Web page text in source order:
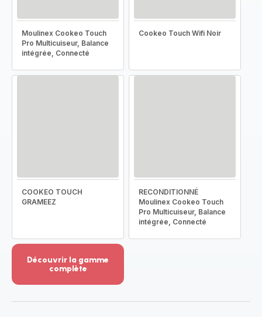
Moulinex Cookeo Touch
Pro Multicuiseur, Balance
intégrée, Connecté
Cookeo Touch Wifi Noir
COOKEO TOUCH
GRAMEEZ
RECONDITIONNÉ
Moulinex Cookeo Touch
Pro Multicuiseur, Balance
intégrée, Connecté
Découvrir la gamme
complète
-